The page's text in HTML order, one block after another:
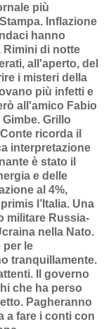
più
Inflazione
hanno
Rimini di notte
all'aperto, del
i misteri della
più infetti e
all'amico Fabio
Grillo
ricorda il
interpretazione
è stato il
e delle
al 4%,
l’Italia. Una
militare Russia-
nella Nato.
per le
tranquillamente.
Il governo
che ha perso
Pagheranno
a fare i conti con